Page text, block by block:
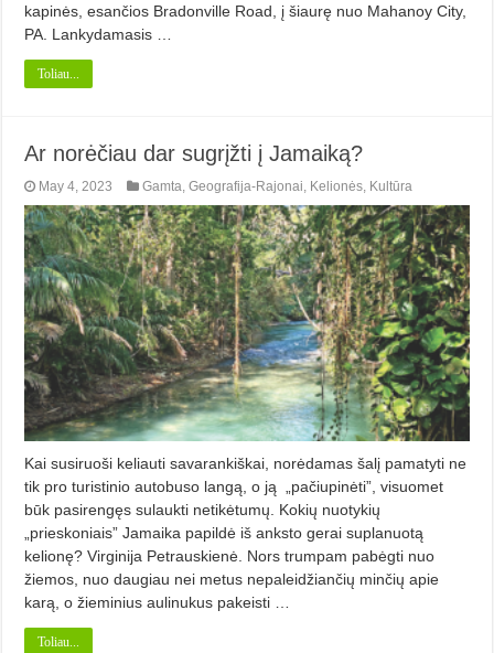
kapinės, esančios Bradonville Road, į šiaurę nuo Mahanoy City,
PA. Lankydamasis …
Toliau...
Ar norėčiau dar sugrįžti į Jamai­ką?
May 4, 2023 Gamta ,Geografija-Rajonai Kelionės Kultūra
Kai susiruoši keliauti savarankiškai, norėdamas šalį pamatyti ne
tik pro turistinio autobuso langą, o ją „pačiupinėti”, visuomet
būk pasirengęs sulaukti netikėtumų. Kokių nuotykių
„prieskoniais” Jamaika papildė iš anksto gerai suplanuotą
kelionę? Virginija Petrauskienė. Nors trumpam pabėgti nuo
žiemos, nuo daugiau nei metus nepaleidžiančių minčių apie
karą, o žieminius aulinukus pakeisti …
Toliau...